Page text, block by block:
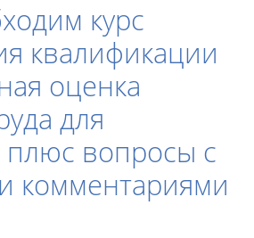
курс
квалификации
оценка
для
плюс вопросы с
комментариями